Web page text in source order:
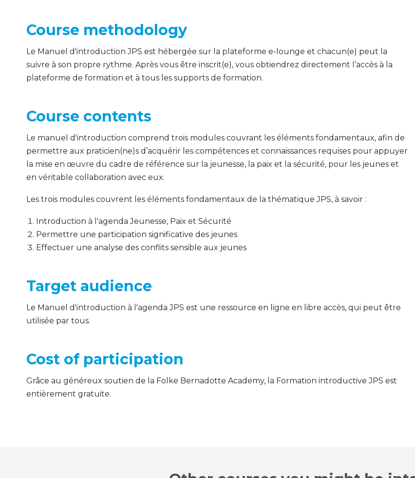
Course methodology
Le Manuel d'introduction JPS est hébergée sur la plateforme e-lounge et chacun(e) peut la
suivre à son propre rythme. Après vous être inscrit(e), vous obtiendrez directement l’accès à la
plateforme de formation et à tous les supports de formation.
Course contents
Le manuel d'introduction comprend trois modules couvrant les éléments fondamentaux, afin de
permettre aux praticien(ne)s d’acquérir les compétences et connaissances requises pour appuyer
la mise en œuvre du cadre de référence sur la jeunesse, la paix et la sécurité, pour les jeunes et
en véritable collaboration avec eux.
Les trois modules couvrent les éléments fondamentaux de la thématique JPS, à savoir :
Introduction à l'agenda Jeunesse, Paix et Sécurité
Permettre une participation significative des jeunes
Effectuer une analyse des conflits sensible aux jeunes
Target audience
Le Manuel d'introduction à l'agenda JPS est une ressource en ligne en libre accès, qui peut être
utilisée par tous.
Cost of participation
Grâce au généreux soutien de la Folke Bernadotte Academy, la Formation introductive JPS est
entièrement gratuite.